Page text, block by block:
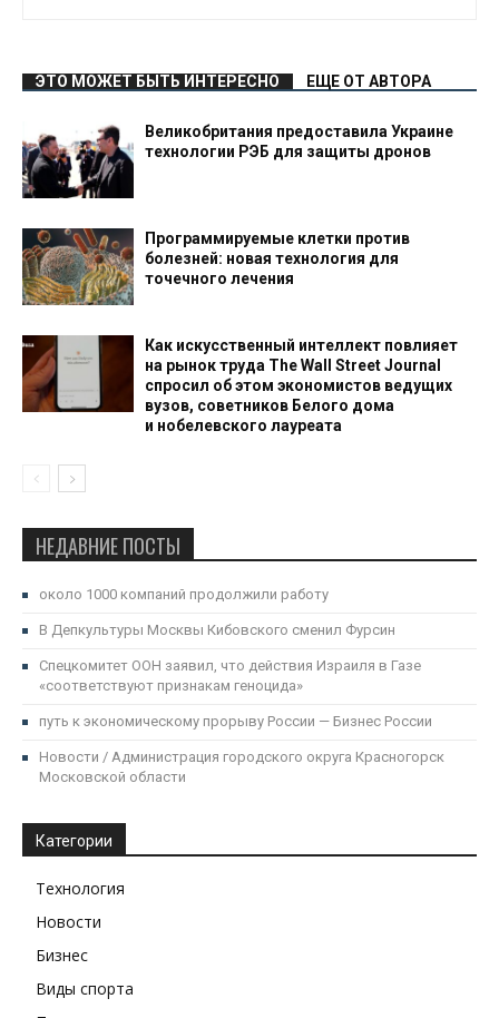
ЭТО МОЖЕТ БЫТЬ ИНТЕРЕСНО ЕЩЕ ОТ АВТОРА
Великобритания предоставила Украине
технологии РЭБ для защиты дронов
Программируемые клетки против
болезней: новая технология для
точечного лечения
Как искусственный интеллект повлияет
на рынок труда The Wall Street Journal
спросил об этом экономистов ведущих
вузов, советников Белого дома
и нобелевского лауреата
НЕДАВНИЕ ПОСТЫ
около 1000 компаний продолжили работу
В Депкультуры Москвы Кибовского сменил Фурсин
Спецкомитет ООН заявил, что действия Израиля в Газе
«соответствуют признакам геноцида»
путь к экономическому прорыву России — Бизнес России
Новости / Администрация городского округа Красногорск
Московской области
Категории
Технология
Новости
Бизнес
Виды спорта